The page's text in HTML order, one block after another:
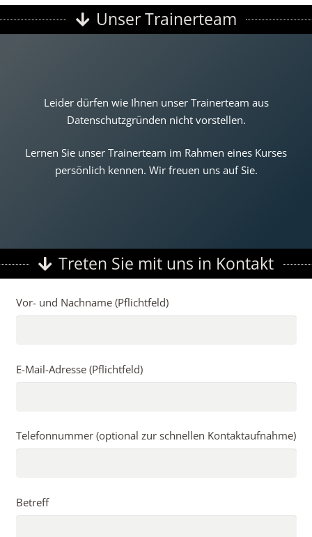
Unser Trainerteam
Leider dürfen wie Ihnen unser Trainerteam aus
Datenschutzgründen nicht vorstellen.
Lernen Sie unser Trainerteam im Rahmen eines Kurses
persönlich kennen. Wir freuen uns auf Sie.
Treten Sie mit uns in Kontakt
Vor- und Nachname (Pflichtfeld)
E-Mail-Adresse (Pflichtfeld)
Telefonnummer (optional zur schnellen Kontaktaufnahme)
Betreff